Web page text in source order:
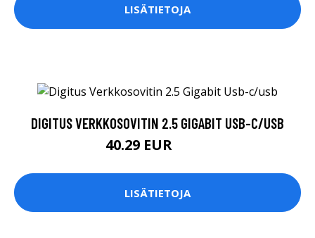
LISÄTIETOJA
DIGITUS VERKKOSOVITIN 2.5 GIGABIT USB-C/USB
40.29 EUR
LISÄTIETOJA